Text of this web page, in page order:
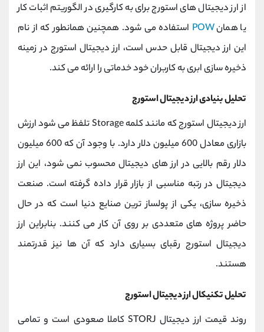
از ارز دیجیتال های استورج برای به کارگیری در الگوریتم اثبات کار
یا همانPOW استفاده می شود. همچنین همانطور که از نام
این ارز دیجیتال قابل حدس است، ارز دیجیتال استورج در زمینه
ذخیره سازی ابری به کاربران خود خدماتی را ارائه می کند.
تحلیل بنیادی ارز دیجیتال استورج
ارز دیجیتال استورج که مانند کلمه Storage تلفظ می شود ارزش
بازاری معادل 600 میلیون دلار دارد. با وجود آن که 600 میلیون
دلار رقم بالایی در ارز های دیجیتال محسوب نمی شود، این ارز
دیجیتال در رتبه مناسبی از بازار قرار داده گرفته است. صنعت
ذخیره سازی، یکی از پولساز ترین صنایع دنیا است که در حال
حاضر پروژه های متعددی بر روی آن کار می کنند. بنابراین ارز
دیجیتال استورج رقبای بسیاری دارد که آن ها نیز قدرتمند
هستند.
تحلیل تکنیکال ارز دیجیتال استورج
روند قیمت ارز دیجیتال STORJ کاملا صعودی است و تمامی